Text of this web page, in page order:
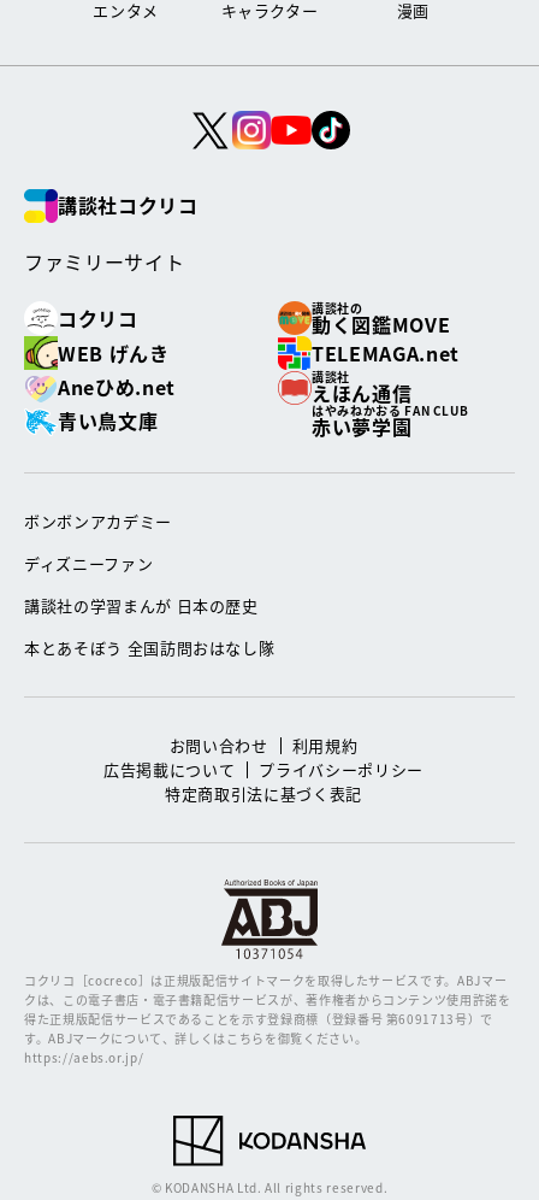
エンタメ キャラクター 漫画
講談社コクリコ
ファミリーサイト
コクリコ
講談社の
動く図鑑MOVE
WEB げんき
TELEMAGA.net
Aneひめ.net
講談社
えほん通信
青い鳥文庫
はやみねかおる FAN CLUB
赤い夢学園
ボンボンアカデミー
ディズニーファン
講談社の学習まんが 日本の歴史
本とあそぼう 全国訪問おはなし隊
お問い合わせ
利用規約
広告掲載について
プライバシーポリシー
特定商取引法に基づく表記
コクリコ［cocreco］は正規版配信サイトマークを取得したサービスです。ABJマー
クは、この電子書店・電子書籍配信サービスが、著作権者からコンテンツ使用許諾を
得た正規版配信サービスであることを示す登録商標（登録番号 第6091713号）で
す。ABJマークについて、詳しくはこちらを御覧ください。
https://aebs.or.jp/
© KODANSHA Ltd. All rights reserved.